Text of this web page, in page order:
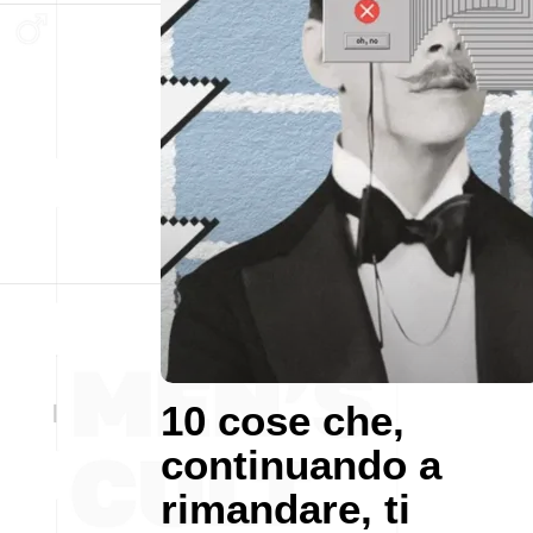
10 cose che,
continuando a
rimandare, ti